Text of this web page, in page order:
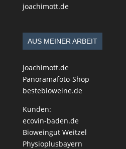
joachimott.de
AUS MEINER ARBEIT
joachimott.de
Panoramafoto-Shop
bestebioweine.de
Kunden:
ecovin-baden.de
Bioweingut Weitzel
Physioplusbayern